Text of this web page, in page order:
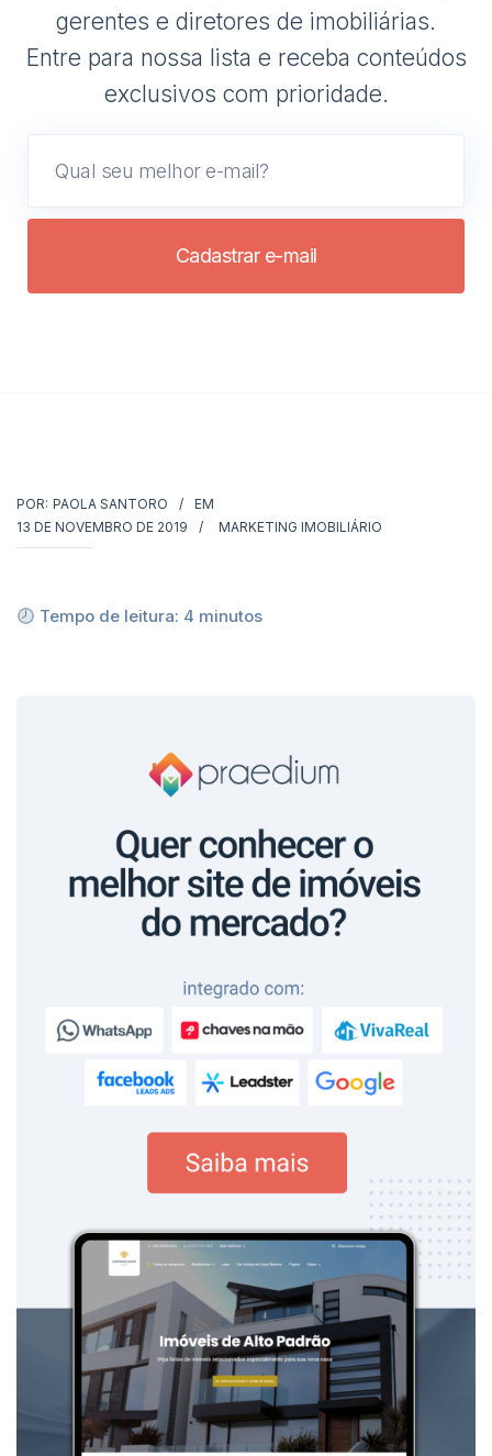
gerentes e diretores de imobiliárias.
Entre para nossa lista e receba conteúdos
exclusivos com prioridade.
Cadastrar e-mail
POR: PAOLA SANTORO
EM
13 DE NOVEMBRO DE 2019
MARKETING IMOBILIÁRIO
Tempo de leitura: 4 minutos